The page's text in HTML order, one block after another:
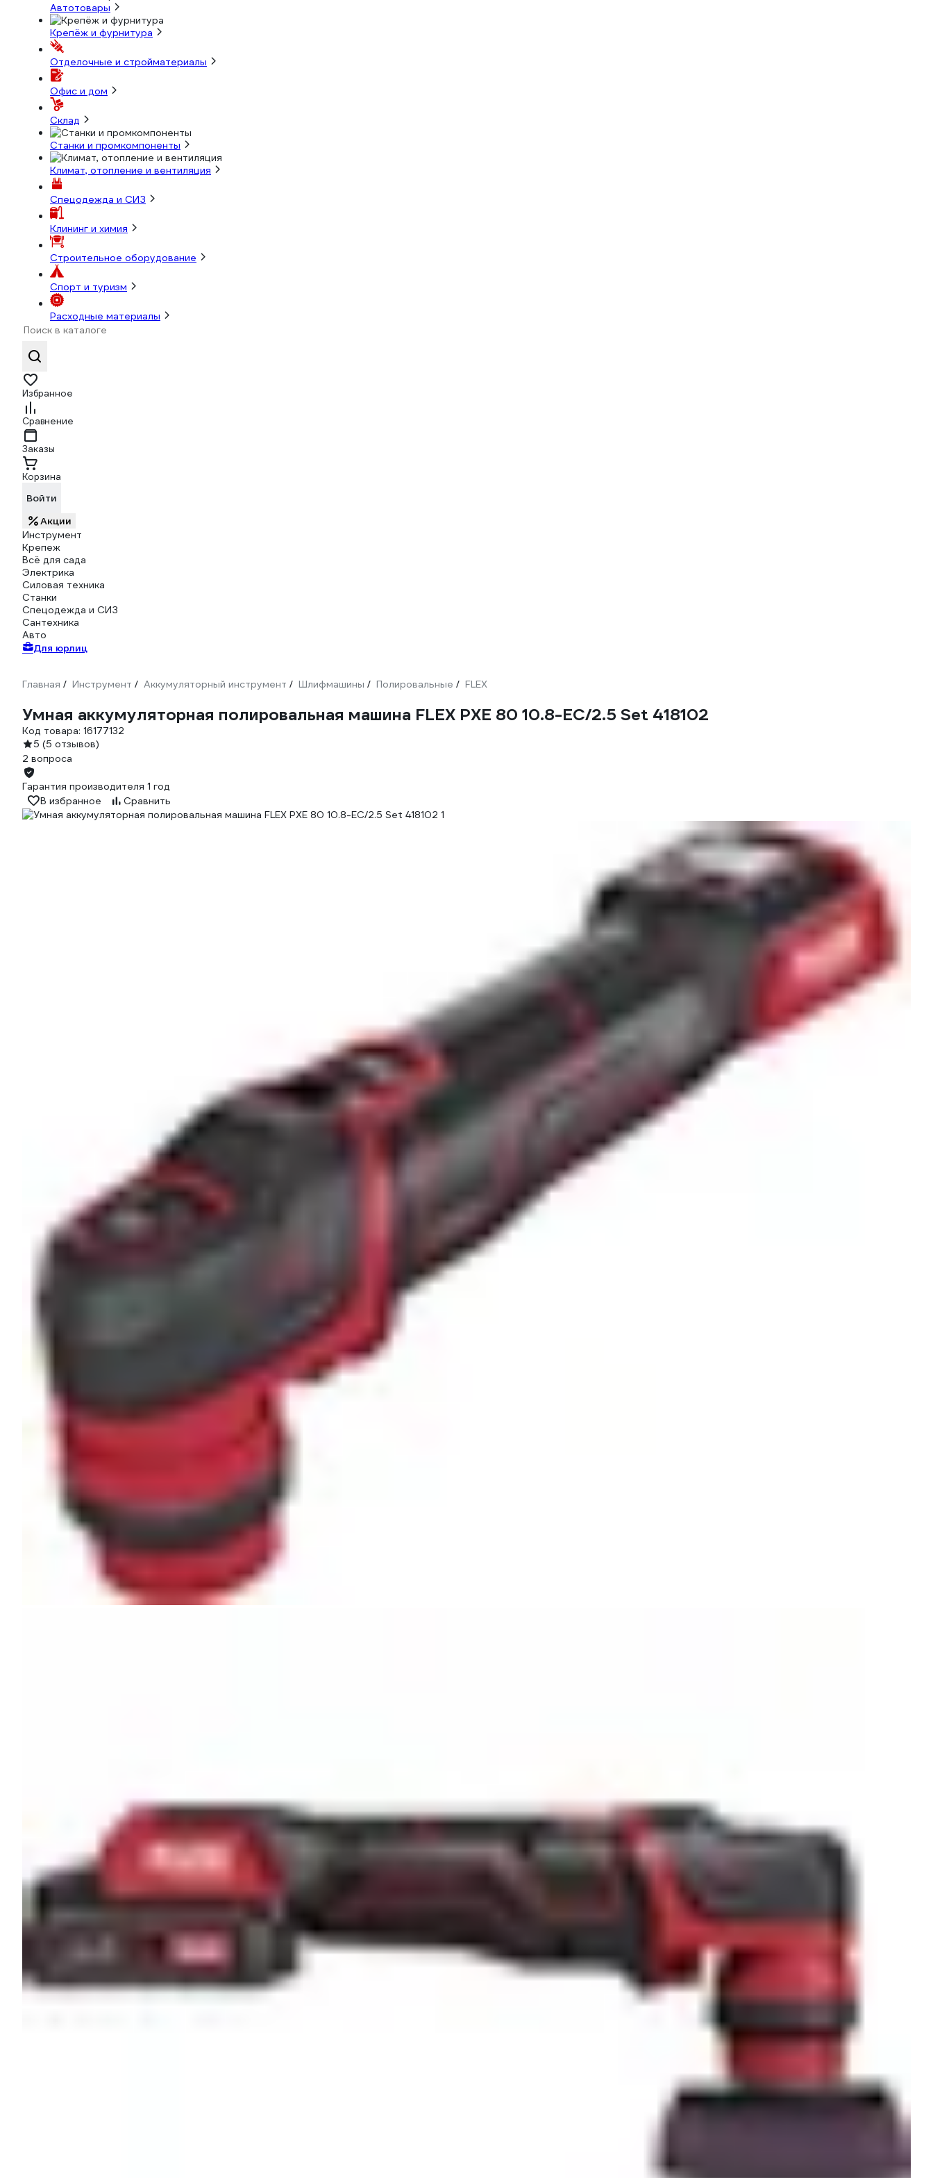
Автотовары
Крепёж и фурнитура
Отделочные и стройматериалы
Офис и дом
Склад
Станки и промкомпоненты
Климат, отопление и вентиляция
Спецодежда и СИЗ
Клининг и химия
Строительное оборудование
Спорт и туризм
Расходные материалы
Избранное
Сравнение
Заказы
Корзина
Войти
Акции
Инструмент
Крепеж
Всё для сада
Электрика
Силовая техника
Станки
Спецодежда и СИЗ
Сантехника
Авто
Для юрлиц
Главная / Инструмент / Аккумуляторный инструмент / Шлифмашины / Полировальные / FLEX
Умная аккумуляторная полировальная машина FLEX PXE 80 10.8-EC/2.5 Set 418102
Код товара: 16177132
5 (5 отзывов)
2 вопроса
Гарантия производителя 1 год
В избранное
Сравнить